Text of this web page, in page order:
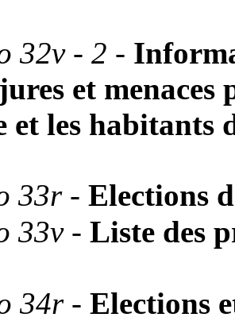
32v - 2 -
et menaces
et les habitants
33r - Elections
33v - Liste des
34r - Elections